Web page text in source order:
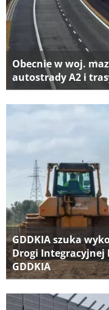
Obecnie w woj.
autostrady A2 i
GDDKIA szuka
Drogi Integracyjnej
GDDKIA